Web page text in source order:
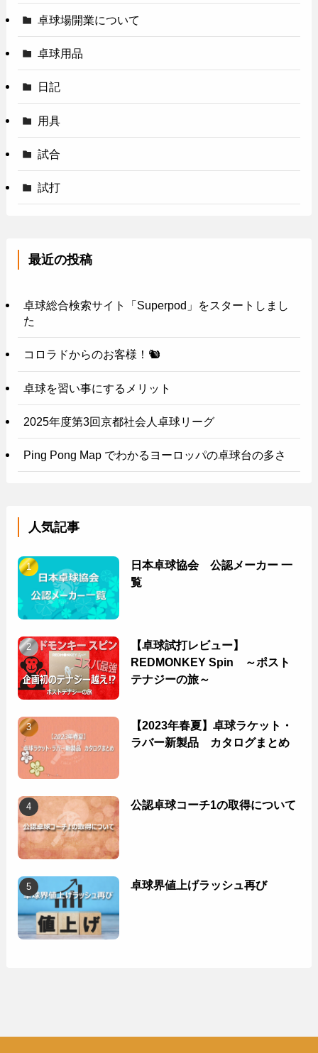
卓球場開業について
卓球用品
日記
用具
試合
試打
最近の投稿
卓球総合検索サイト「Superpod」をスタートしまし
た
コロラドからのお客様！🐿️
卓球を習い事にするメリット
2025年度第3回京都社会人卓球リーグ
Ping Pong Map でわかるヨーロッパの卓球台の多さ
人気記事
日本卓球協会 公認メーカー 一
覧
【卓球試打レビュー】
REDMONKEY Spin ～ポスト
テナジーの旅～
【2023年春夏】卓球ラケット・
ラバー新製品 カタログまとめ
公認卓球コーチ1の取得について
卓球界値上げラッシュ再び